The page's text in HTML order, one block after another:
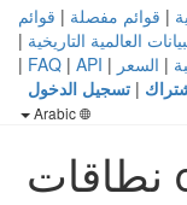
| قوائم مفصلة | قوائم
العالمية التاريخية |
| السعر |
FAQ | API
|
| تسجيل الدخول